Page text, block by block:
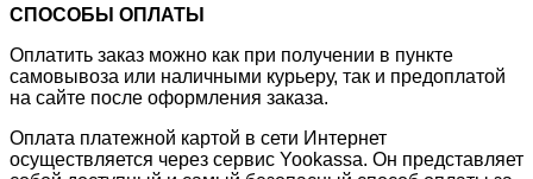
СПОСОБЫ ОПЛАТЫ
Оплатить заказ можно как при получении в пункте
самовывоза или наличными курьеру, так и предоплатой
на сайте после оформления заказа.
Оплата платежной картой в сети Интернет
осуществляется через сервис Yookassa. Он представляет